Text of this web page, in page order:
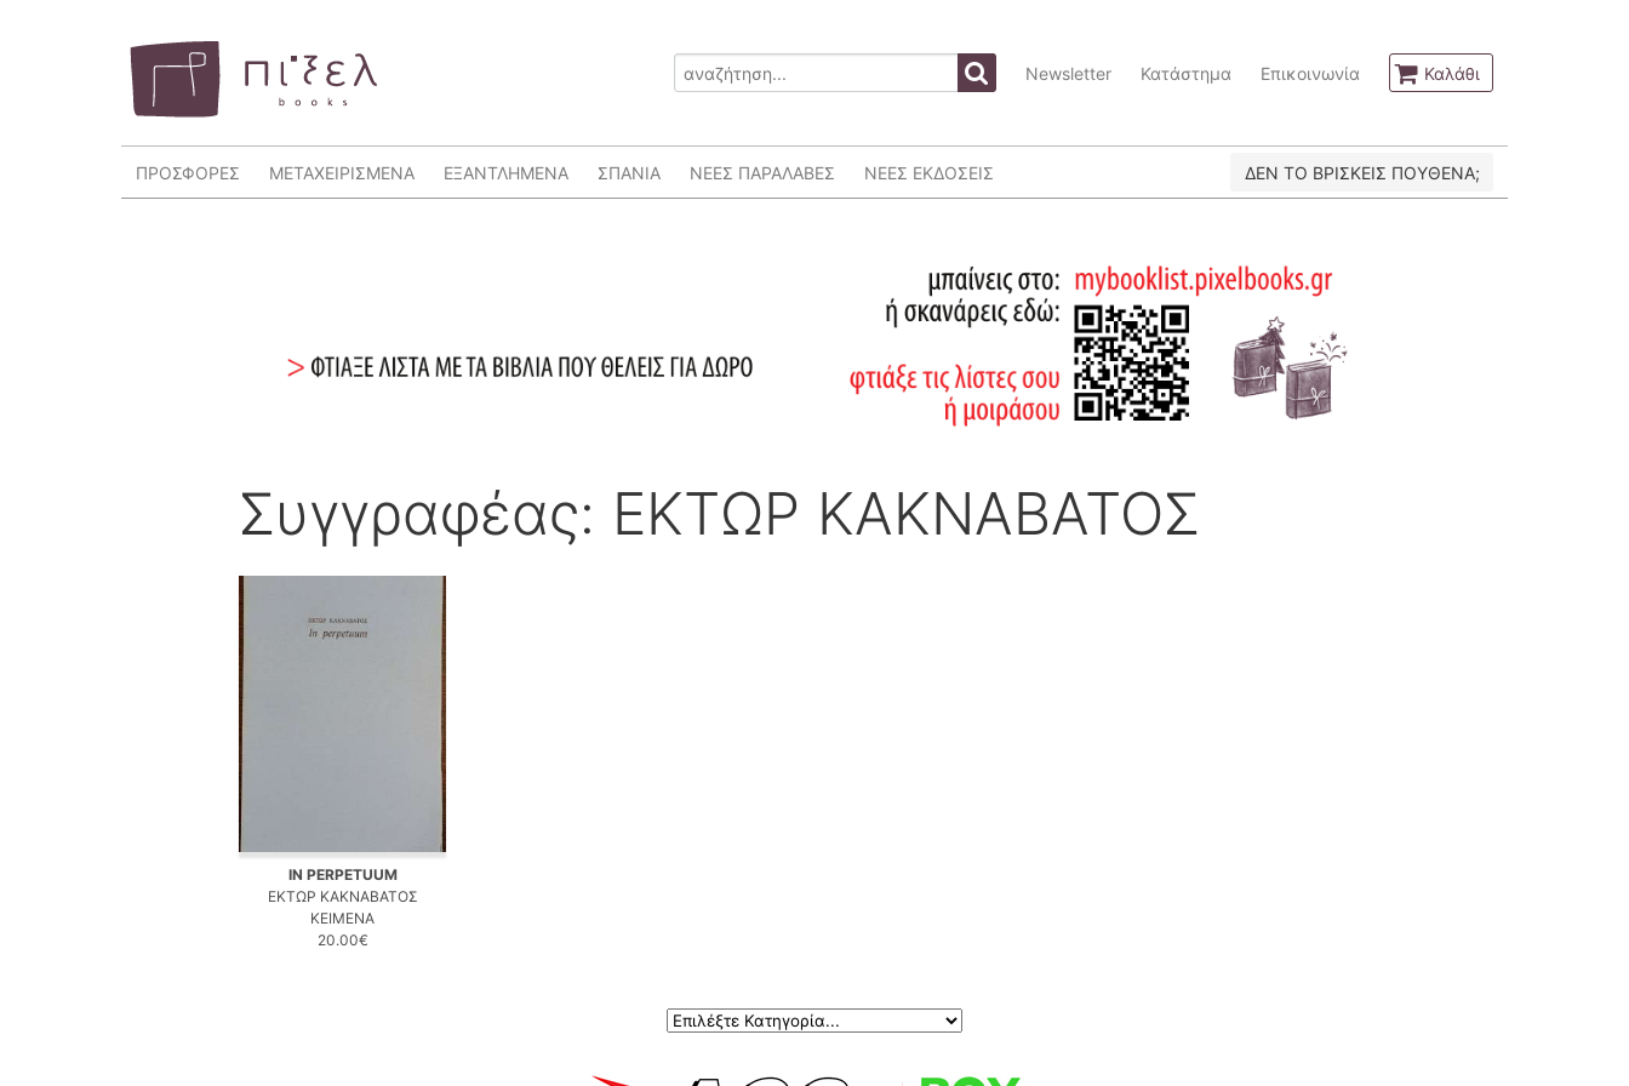
Newsletter Κατάστημα Επικοινωνία Καλάθι
ΠΡΟΣΦΟΡΕΣ ΜΕΤΑΧΕΙΡΙΣΜΕΝΑ ΕΞΑΝΤΛΗΜΕΝΑ ΣΠΑΝΙΑ ΝΕΕΣ ΠΑΡΑΛΑΒΕΣ ΝΕΕΣ ΕΚΔΟΣΕΙΣ ΔΕΝ ΤΟ ΒΡΙΣΚΕΙΣ ΠΟΥΘΕΝΑ;
Συγγραφέας: ΕΚΤΩΡ ΚΑΚΝΑΒΑΤΟΣ
IN PERPETUUM
ΕΚΤΩΡ ΚΑΚΝΑΒΑΤΟΣ
ΚΕΙΜΕΝΑ
20.00€